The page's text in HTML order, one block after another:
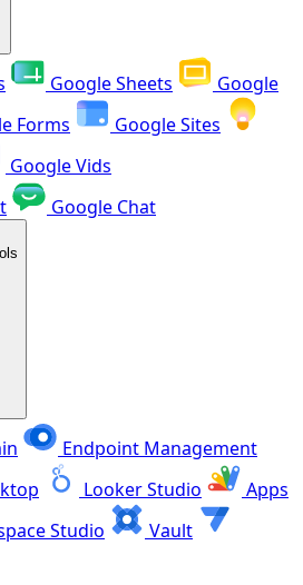
Google Sheets
Google
Forms
Google Sites
Google Vids
Google Chat
Endpoint Management
Looker Studio
Apps
Studio
Vault